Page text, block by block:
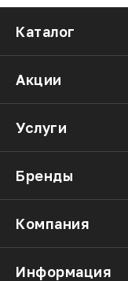
Каталог
Акции
Услуги
Бренды
Компания
Информация